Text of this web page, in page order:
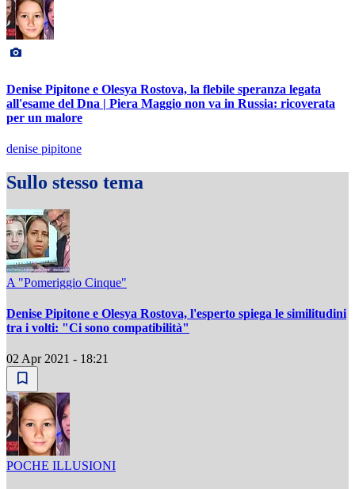
Denise Pipitone e Olesya Rostova, la flebile speranza legata
all'esame del Dna | Piera Maggio non va in Russia: ricoverata
per un malore
denise pipitone
Sullo stesso tema
A "Pomeriggio Cinque"
Denise Pipitone e Olesya Rostova, l'esperto spiega le similitudini
tra i volti: "Ci sono compatibilità"
02 Apr 2021 - 18:21
POCHE ILLUSIONI